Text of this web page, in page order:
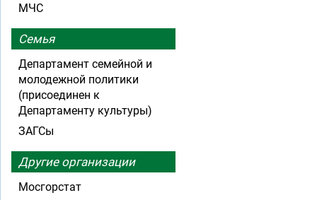
МЧС
Семья
Департамент семейной и
молодежной политики
(присоединен к
Департаменту культуры)
ЗАГСы
Другие организации
Мосгорстат